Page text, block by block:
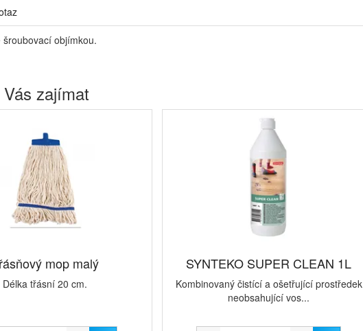
šroubovací objímkou.
zajímat
mop malý
Délka třásní 20 cm.
SYNTEKO SUPER CLEAN 1L
Kombinovaný čistící a ošetřující prostředek
neobsahující vos...